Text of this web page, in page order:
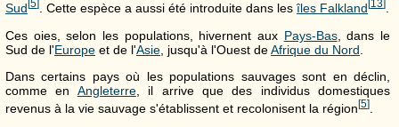
Sud[5]. Cette espèce a aussi été introduite dans lesîles Falkland[13].
Ces oies, selon les populations, hivernent aux Pays-Bas, dans le
Sud de l'Europe et de l'Asie , jusqu'à l'Ouest deAfrique du Nord
Dans certains pays où les populations sauvages sont en déclin,
comme en Angleterre, il arrive que des individus domestiques
revenus à la vie sauvage s'établissent et recolonisent la région[5]